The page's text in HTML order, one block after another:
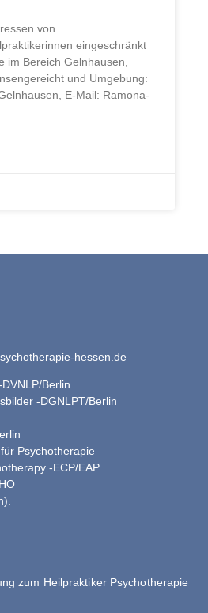
von
eingeschränkt
im Bereich Gelnhausen,
und Umgebung:
E-Mail: Ramona-
hessen.de
Berlin
-DGNLPT/Berlin
Psychotherapie
-ECP/EAP
zum Heilpraktiker Psychotherapie